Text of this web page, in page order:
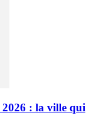
: la ville qui